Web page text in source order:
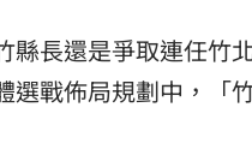
縣長還是爭取連任竹
選戰佈局規劃中，「